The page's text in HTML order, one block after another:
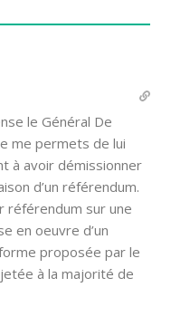
le Général De
me permets de lui
à avoir démissionner
d’un référendum.
référendum sur une
en oeuvre d’un
proposée par le
à la majorité de